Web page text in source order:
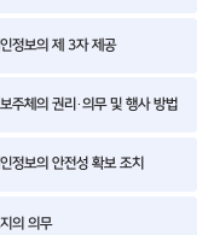
정보의 제 3자 제공
주체의 권리·의무 및 행사 방법
정보의 안전성 확보 조치
의 의무